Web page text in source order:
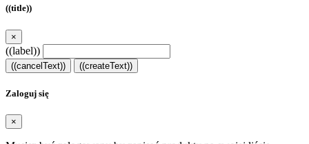
((title))
×
((label))
((cancelText)) ((createText))
Zaloguj się
×